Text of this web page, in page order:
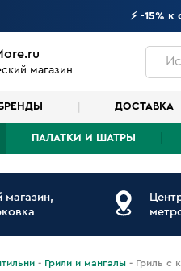
⚡ -15%
магазин
БРЕНДЫ ДОСТАВКА
ПАЛАТКИ И ШАТРЫ
Грили и мангалы Гриль с